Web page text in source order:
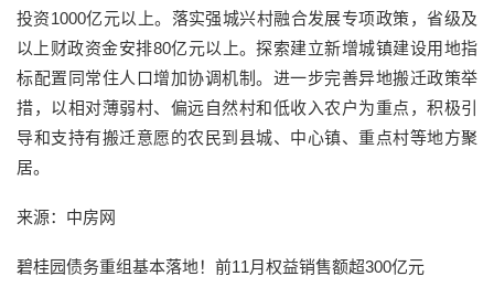
投资1000亿元以上。落实强城兴村融合发展专项政策，省级及
以上财政资金安排80亿元以上。探索建立新增城镇建设用地指
标配置同常住人口增加协调机制。进一步完善异地搬迁政策举
措，以相对薄弱村、偏远自然村和低收入农户为重点，积极引
导和支持有搬迁意愿的农民到县城、中心镇、重点村等地方聚
居。
来源：中房网
碧桂园债务重组基本落地！前11月权益销售额超300亿元